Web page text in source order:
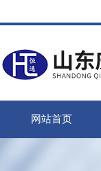
网站首页